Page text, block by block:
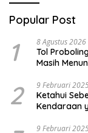
Popular Post
1 8 Agustus 2026
Tol
Masih
2 9 Februari
Ketahui
Kendaraan
9 Februari